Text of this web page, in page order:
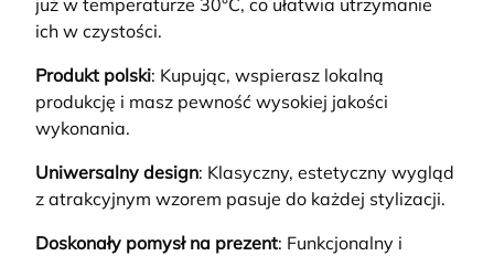
już w temperaturze 30°C, co ułatwia utrzymanie
ich w czystości.
Produkt polski: Kupując, wspierasz lokalną
produkcję i masz pewność wysokiej jakości
wykonania.
Uniwersalny design: Klasyczny, estetyczny wygląd
z atrakcyjnym wzorem pasuje do każdej stylizacji.
Doskonały pomysł na prezent: Funkcjonalny i